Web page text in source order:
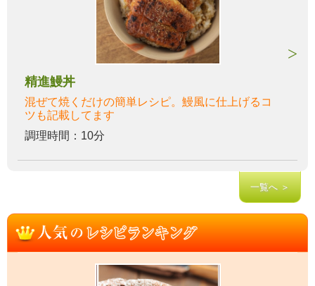
精進鰻丼
混ぜて焼くだけの簡単レシピ。鰻風に仕上げるコ
ツも記載してます
調理時間：10分
一覧へ ＞